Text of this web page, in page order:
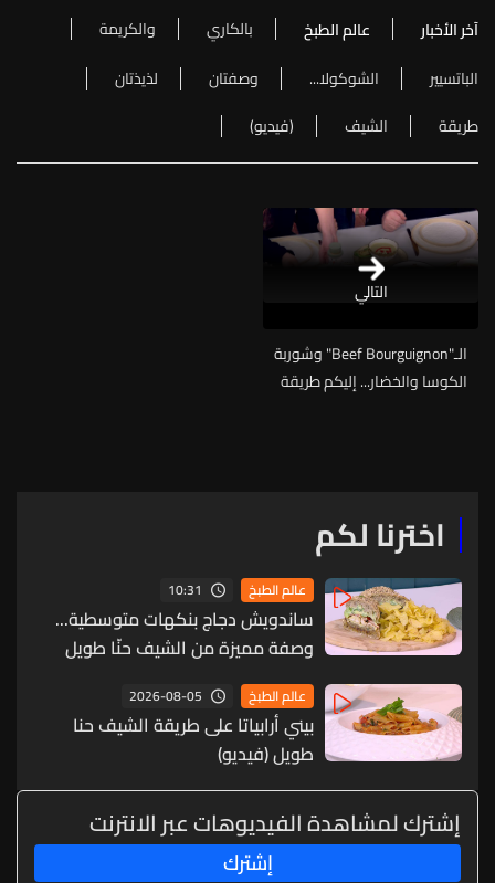
آخر الأخبار عالم الطبخ بالكاري
والكريمة
الباتسيير
الشوكولا... وصفتان
لذيذتان
طريقة
الشيف (فيديو)
التالي
الـ"Beef Bourguignon" وشوربة
الكوسا والخضار... إليكم طريقة
اخترنا لكم
عالم الطبخ 10:31
ساندويش دجاج بنكهات متوسطية...
وصفة مميزة من الشيف حنّا طويل
(فيديو)
عالم الطبخ 2026-08-05
بيني أرابياتا على طريقة الشيف حنا
طويل (فيديو)
إشترك لمشاهدة الفيديوهات عبر الانترنت
إشترك